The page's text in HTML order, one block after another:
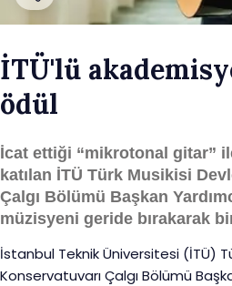
İTÜ'lü
ödül
İcat ettiği “mikrotonal gitar”
katılan İTÜ Türk Musikisi
Çalgı Bölümü Başkan
müzisyeni geride bırakarak
İstanbul Teknik Üniversitesi (İTÜ)
Konservatuvarı Çalgı Bölümü